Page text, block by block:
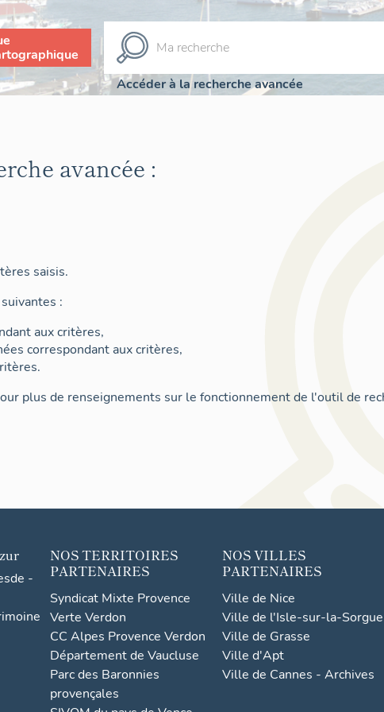
Accéder à la recherche avancée
avancée :
saisis.
:
aux critères,
correspondant aux critères,
plus de renseignements sur le fonctionnement de l'outil de
-
NOS TERRITOIRES
PARTENAIRES
Syndicat Mixte Provence
Verte Verdon
CC Alpes Provence Verdon
Département de Vaucluse
Parc des Baronnies
provençales
NOS VILLES
PARTENAIRES
Ville de Nice
Ville de l'Isle-sur-la-Sorgue
Ville de Grasse
Ville d'Apt
Ville de Cannes - Archives